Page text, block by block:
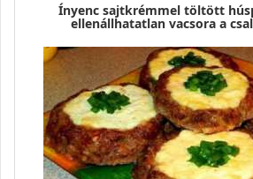
Ínyenc sajtkrémmel töltött
ellenállhatatlan vacsora a